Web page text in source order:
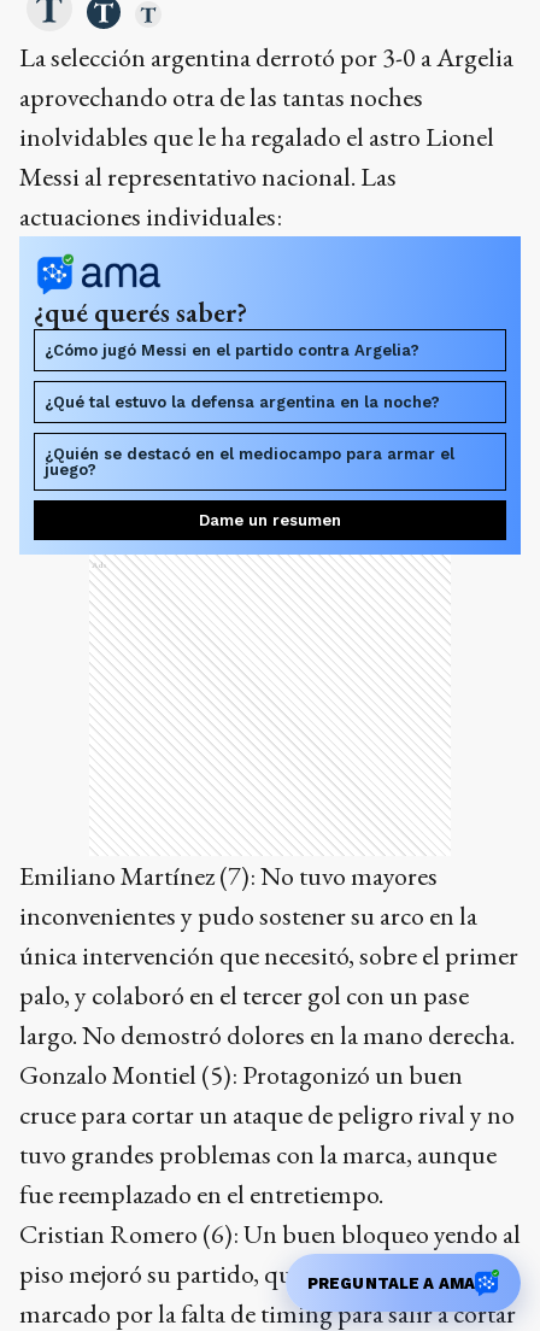
La selección argentina derrotó por 3-0 a Argelia
aprovechando otra de las tantas noches
inolvidables que le ha regalado el astro Lionel
Messi al representativo nacional. Las
actuaciones individuales:
¿qué querés saber?
¿Cómo jugó Messi en el partido contra Argelia?
¿Qué tal estuvo la defensa argentina en la noche?
¿Quién se destacó en el mediocampo para armar el
juego?
Dame un resumen
Ads
Emiliano Martínez (7): No tuvo mayores
inconvenientes y pudo sostener su arco en la
única intervención que necesitó, sobre el primer
palo, y colaboró en el tercer gol con un pase
largo. No demostró dolores en la mano derecha.
Gonzalo Montiel (5): Protagonizó un buen
cruce para cortar un ataque de peligro rival y no
tuvo grandes problemas con la marca, aunque
fue reemplazado en el entretiempo.
Cristian Romero (6): Un buen bloqueo yendo al
piso mejoró su partido, que estaba siendo
marcado por la falta de timing para salir a cortar
PREGUNTALE A AMA